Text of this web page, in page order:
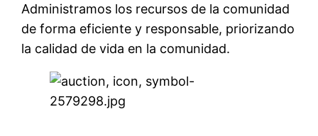
Administramos los recursos de la comunidad
de forma eficiente y responsable, priorizando
la calidad de vida en la comunidad.